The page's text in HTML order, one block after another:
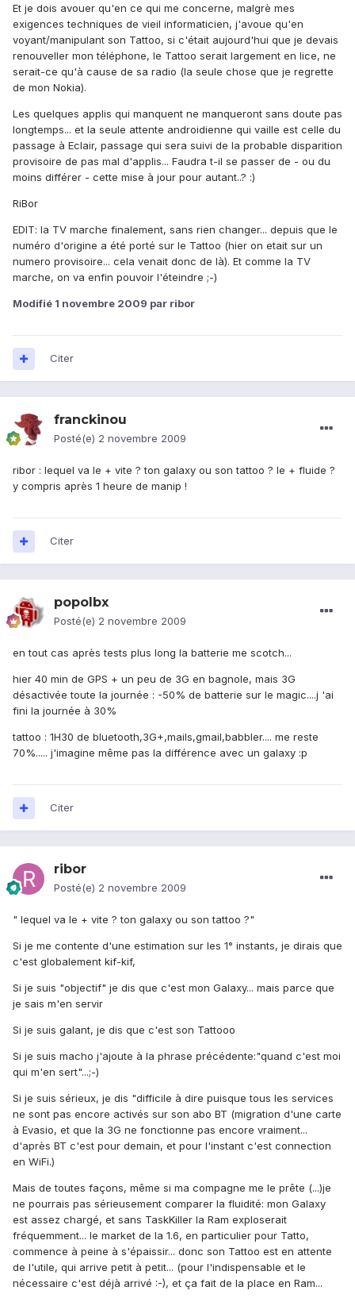
Et je dois avouer qu'en ce qui me concerne, malgrè mes
exigences techniques de vieil informaticien, j'avoue qu'en
voyant/manipulant son Tattoo, si c'était aujourd'hui que je devais
renouveller mon téléphone, le Tattoo serait largement en lice, ne
serait-ce qu'à cause de sa radio (la seule chose que je regrette
de mon Nokia).
Les quelques applis qui manquent ne manqueront sans doute pas
longtemps... et la seule attente androidienne qui vaille est celle du
passage à Eclair, passage qui sera suivi de la probable disparition
provisoire de pas mal d'applis... Faudra t-il se passer de - ou du
moins différer - cette mise à jour pour autant..? :)
RiBor
EDIT: la TV marche finalement, sans rien changer... depuis que le
numéro d'origine a été porté sur le Tattoo (hier on etait sur un
numero provisoire... cela venait donc de là). Et comme la TV
marche, on va enfin pouvoir l'éteindre ;-)
Modifié 1 novembre 2009 par ribor
Citer
franckinou
Posté(e) 2 novembre 2009
ribor : lequel va le + vite ? ton galaxy ou son tattoo ? le + fluide ?
y compris après 1 heure de manip !
Citer
popolbx
Posté(e) 2 novembre 2009
en tout cas après tests plus long la batterie me scotch...
hier 40 min de GPS + un peu de 3G en bagnole, mais 3G
désactivée toute la journée : -50% de batterie sur le magic....j 'ai
fini la journée à 30%
tattoo : 1H30 de bluetooth,3G+,mails,gmail,babbler.... me reste
70%..... j'imagine même pas la différence avec un galaxy :p
Citer
ribor
Posté(e) 2 novembre 2009
" lequel va le + vite ? ton galaxy ou son tattoo ?"
Si je me contente d'une estimation sur les 1° instants, je dirais que
c'est globalement kif-kif,
Si je suis "objectif" je dis que c'est mon Galaxy... mais parce que
je sais m'en servir
Si je suis galant, je dis que c'est son Tattooo
Si je suis macho j'ajoute à la phrase précédente:"quand c'est moi
qui m'en sert"...;-)
Si je suis sérieux, je dis "difficile à dire puisque tous les services
ne sont pas encore activés sur son abo BT (migration d'une carte
à Evasio, et que la 3G ne fonctionne pas encore vraiment...
d'après BT c'est pour demain, et pour l'instant c'est connection
en WiFi.)
Mais de toutes façons, même si ma compagne me le prête (...)je
ne pourrais pas sérieusement comparer la fluidité: mon Galaxy
est assez chargé, et sans TaskKiller la Ram exploserait
fréquemment... le market de la 1.6, en particulier pour Tatto,
commence à peine à s'épaissir... donc son Tattoo est en attente
de l'utile, qui arrive petit à petit... (pour l'indispensable et le
nécessaire c'est déjà arrivé :-), et ça fait de la place en Ram...